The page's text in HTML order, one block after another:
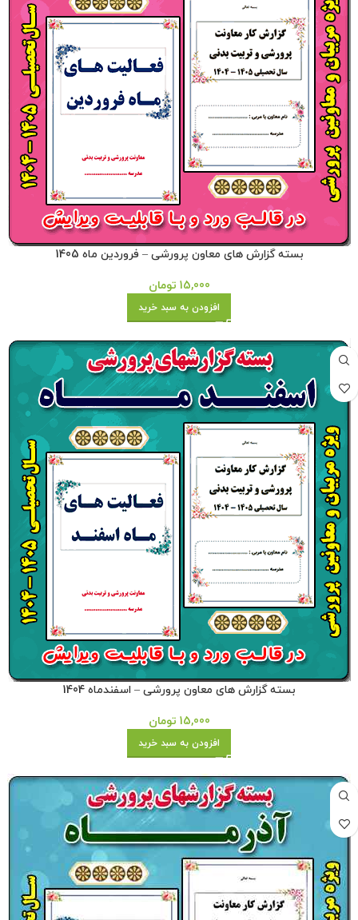
بسته گزارش های معاون پرورشی – فروردین ماه 1405
15,000 تومان
افزودن به سبد خرید
بسته گزارش های معاون پرورشی – اسفندماه 1404
15,000 تومان
افزودن به سبد خرید